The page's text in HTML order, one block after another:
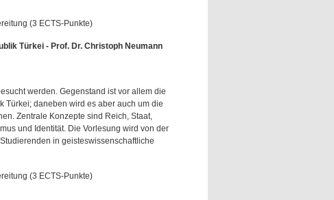
(3 ECTS-Punkte)
Türkei - Prof. Dr. Christoph Neumann
werden. Gegenstand ist vor allem die
Türkei; daneben wird es aber auch um die
Zentrale Konzepte sind Reich, Staat,
und Identität. Die Vorlesung wird von der
in geisteswissenschaftliche
(3 ECTS-Punkte)